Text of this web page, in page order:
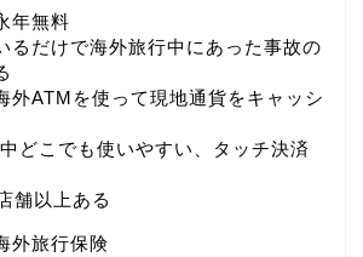
年無料
るだけで海外旅行中にあった事故の
外ATMを使って現地通貨をキャッシ
どこでも使いやすい、タッチ決済
舗以上ある
外旅行保険